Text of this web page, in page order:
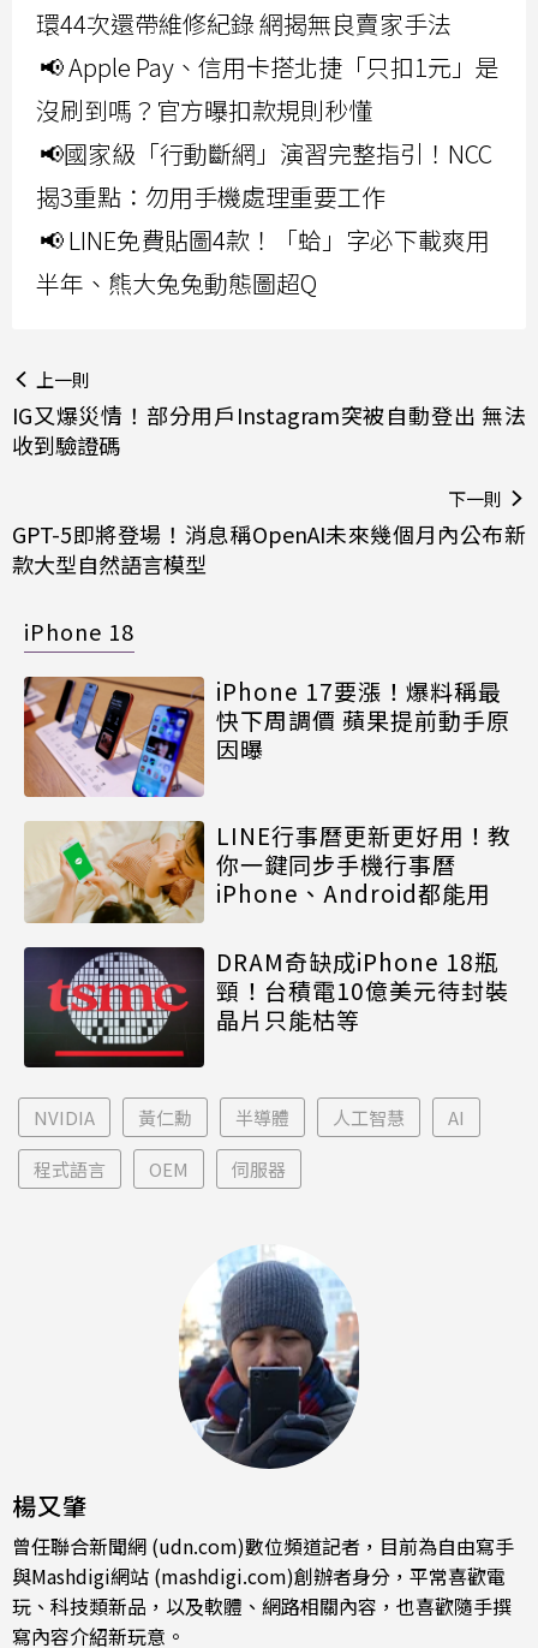
環44次還帶維修紀錄 網揭無良賣家手法
📢 Apple Pay、信用卡搭北捷「只扣1元」是
沒刷到嗎？官方曝扣款規則秒懂
📢國家級「行動斷網」演習完整指引！NCC
揭3重點：勿用手機處理重要工作
📢 LINE免費貼圖4款！「蛤」字必下載爽用
半年、熊大兔兔動態圖超Q
上一則
IG又爆災情！部分用戶Instagram突被自動登出 無法
收到驗證碼
下一則
GPT-5即將登場！消息稱OpenAI未來幾個月內公布新
款大型自然語言模型
iPhone 18
iPhone 17要漲！爆料稱最
快下周調價 蘋果提前動手原
因曝
LINE行事曆更新更好用！教
你一鍵同步手機行事曆
iPhone、Android都能用
DRAM奇缺成iPhone 18瓶
頸！台積電10億美元待封裝
晶片只能枯等
NVIDIA 黃仁勳 半導體 人工智慧 AI
程式語言 OEM 伺服器
楊又肇
曾任聯合新聞網 (udn.com)數位頻道記者，目前為自由寫手
與Mashdigi網站 (mashdigi.com)創辦者身分，平常喜歡電
玩、科技類新品，以及軟體、網路相關內容，也喜歡隨手撰
寫內容介紹新玩意。